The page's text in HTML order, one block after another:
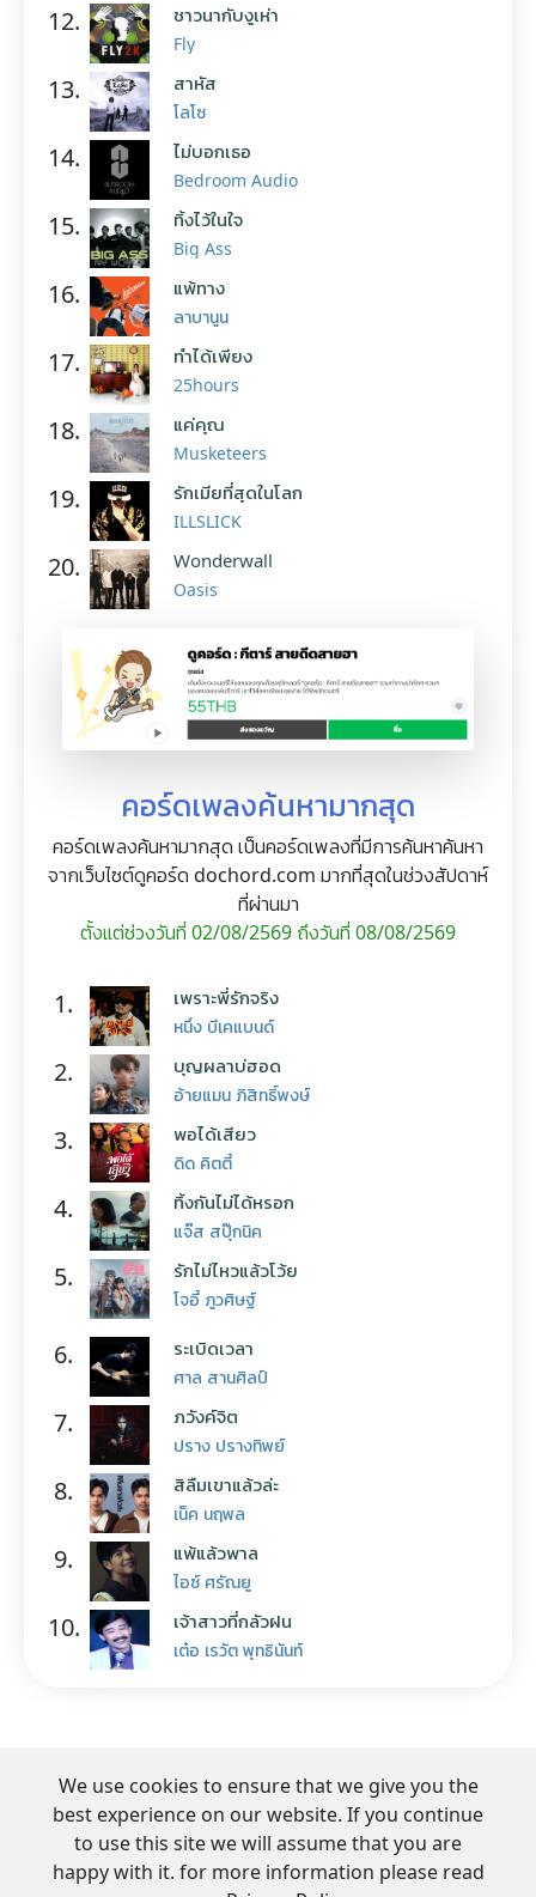
12. ชาวนากับงูเห่า
Fly
13. สาหัส
โลโซ
14. ไม่บอกเธอ
Bedroom Audio
15. ทิ้งไว้ในใจ
Big Ass
16. แพ้ทาง
ลาบานูน
17. ทำได้เพียง
25hours
18. แค่คุณ
Musketeers
19. รักเมียที่สุดในโลก
ILLSLICK
20. Wonderwall
Oasis
คอร์ดเพลงค้นหามากสุด
คอร์ดเพลงค้นหามากสุด เป็นคอร์ดเพลงที่มีการค้นหาค้นหา
จากเว็บไซต์ดูคอร์ด dochord.com มากที่สุดในช่วงสัปดาห์
ที่ผ่านมา
ตั้งแต่ช่วงวันที่ 02/08/2569 ถึงวันที่ 08/08/2569
1. เพราะพี่รักจริง
หนึ่ง บีเคแบนด์
2. บุญผลาบ่ฮอด
อ้ายแมน ภิสิทธิ์พงษ์
3. พอได้เสียว
ดิด คิตตี้
4. ทิ้งกันไม่ได้หรอก
แจ๊ส สปุ๊กนิค
5. รักไม่ไหวแล้วโว้ย
โจอี้ ภูวศิษฐ์
6. ระเบิดเวลา
ศาล สานศิลป์
7. ภวังค์จิต
ปราง ปรางทิพย์
8. สิลืมเขาแล้วล่ะ
เน็ค นฤพล
9. แพ้แล้วพาล
ไอซ์ ศรัณยู
10. เจ้าสาวที่กลัวฝน
เต๋อ เรวัต พุทธินันท์
We use cookies to ensure that we give you the
best experience on our website. If you continue
to use this site we will assume that you are
happy with it. for more information please read